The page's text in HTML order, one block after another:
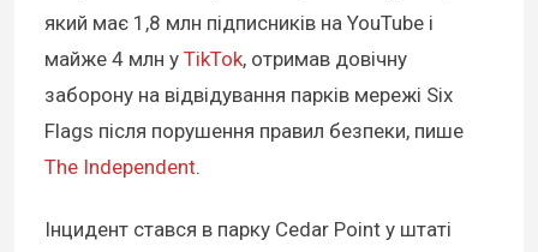
який має 1,8 млн підписників на YouTube і
майже 4 млн у TikTok, отримав довічну
заборону на відвідування парків мережі Six
Flags після порушення правил безпеки, пише
The Independent.
Інцидент стався в парку Cedar Point у штаті